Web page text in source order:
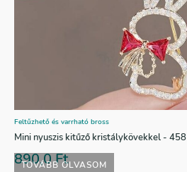
TOVÁBB OLVASOM
Feltűzhető és varrható bross
Mini nyuszis kitűző kristálykövekkel - 458
890,0Ft